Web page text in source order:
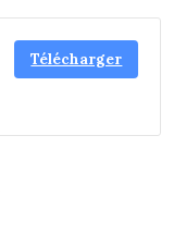
Télécharger